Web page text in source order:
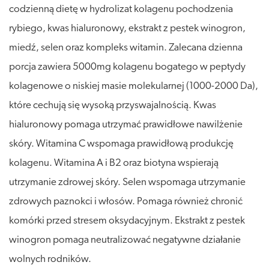
codzienną dietę w hydrolizat kolagenu pochodzenia
rybiego, kwas hialuronowy, ekstrakt z pestek winogron,
miedź, selen oraz kompleks witamin. Zalecana dzienna
porcja zawiera 5000mg kolagenu bogatego w peptydy
kolagenowe o niskiej masie molekularnej (1000-2000 Da),
które cechują się wysoką przyswajalnością. Kwas
hialuronowy pomaga utrzymać prawidłowe nawilżenie
skóry. Witamina C wspomaga prawidłową produkcję
kolagenu. Witamina A i B2 oraz biotyna wspierają
utrzymanie zdrowej skóry. Selen wspomaga utrzymanie
zdrowych paznokci i włosów. Pomaga również chronić
komórki przed stresem oksydacyjnym. Ekstrakt z pestek
winogron pomaga neutralizować negatywne działanie
wolnych rodników.